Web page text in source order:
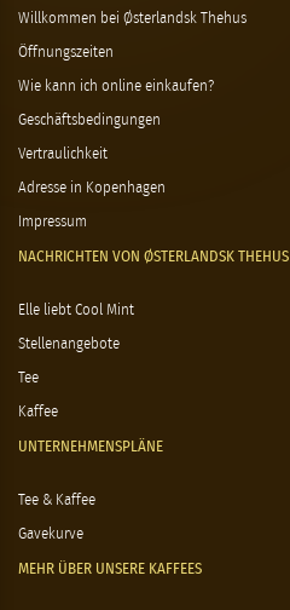
Willkommen bei Østerlandsk Thehus
Öffnungszeiten
Wie kann ich online einkaufen?
Geschäftsbedingungen
Vertraulichkeit
Adresse in Kopenhagen
Impressum
NACHRICHTEN VON ØSTERLANDSK THEHUS
Elle liebt Cool Mint
Stellenangebote
Tee
Kaffee
UNTERNEHMENSPLÄNE
Tee & Kaffee
Gavekurve
MEHR ÜBER UNSERE KAFFEES